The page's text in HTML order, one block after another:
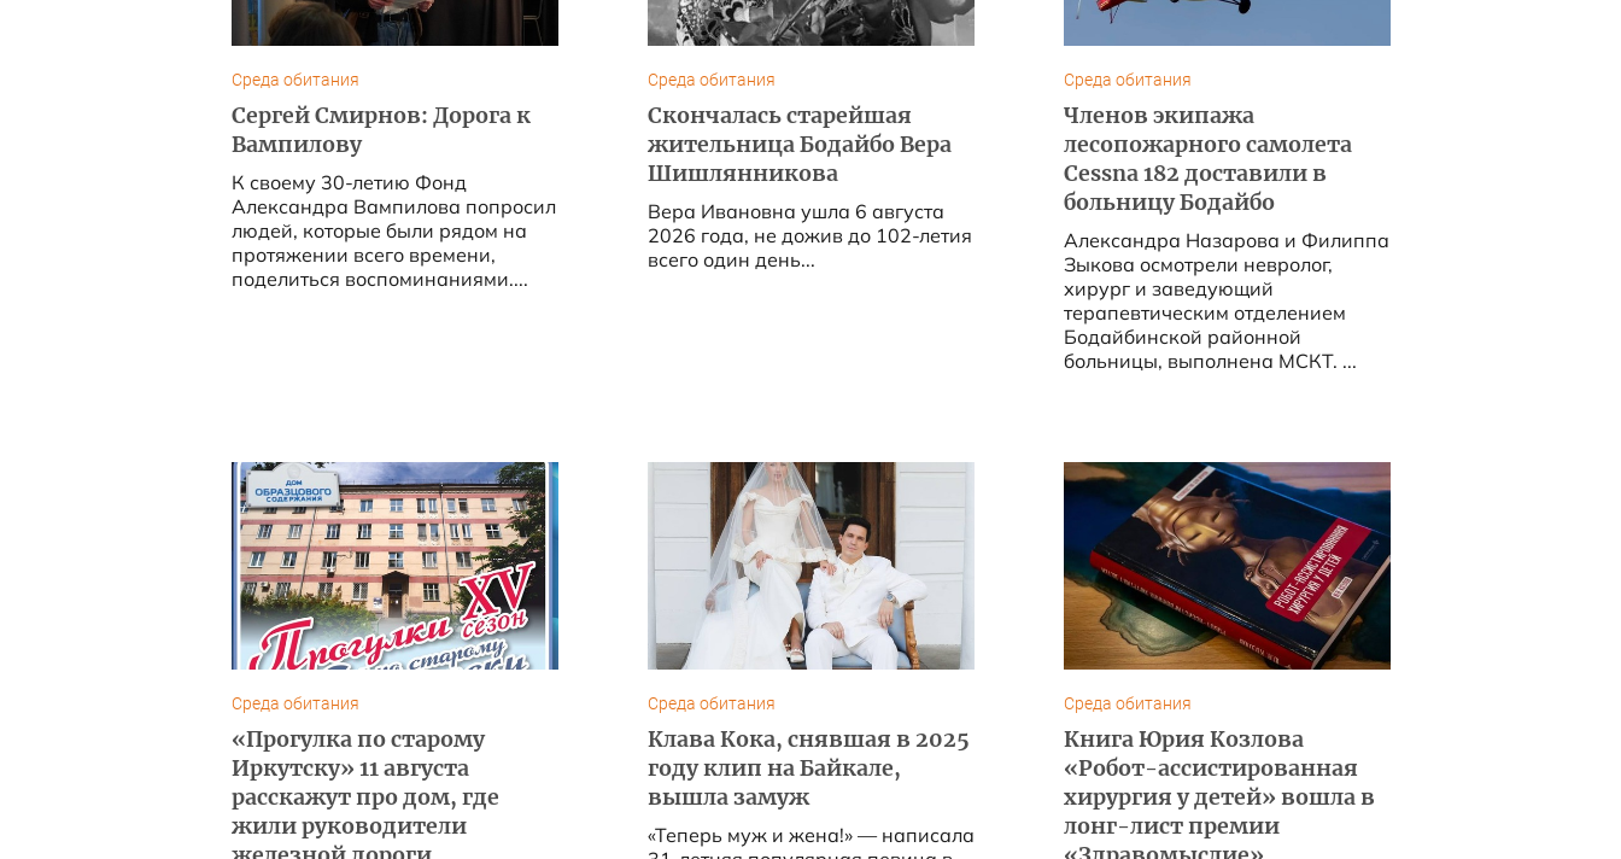
Среда обитания
Сергей Смирнов: Дорога к
Вампилову
К своему 30-летию Фонд
Александра Вампилова попросил
людей, которые были рядом на
протяжении всего времени,
поделиться воспоминаниями....
Среда обитания
Скончалась старейшая
жительница Бодайбо Вера
Шишлянникова
Вера Ивановна ушла 6 августа
2026 года, не дожив до 102-летия
всего один день...
Среда обитания
Членов экипажа
лесопожарного самолета
Cessna 182 доставили в
больницу Бодайбо
Александра Назарова и Филиппа
Зыкова осмотрели невролог,
хирург и заведующий
терапевтическим отделением
Бодайбинской районной
больницы, выполнена МСКТ. ...
Среда обитания
«Прогулка по старому
Иркутску» 11 августа
расскажут про дом, где
жили руководители
Среда обитания
Клава Кока, снявшая в 2025
году клип на Байкале,
вышла замуж
«Теперь муж и жена!» — написала
Среда обитания
Книга Юрия Козлова
«Робот-ассистированная
хирургия у детей» вошла в
лонг-лист премии